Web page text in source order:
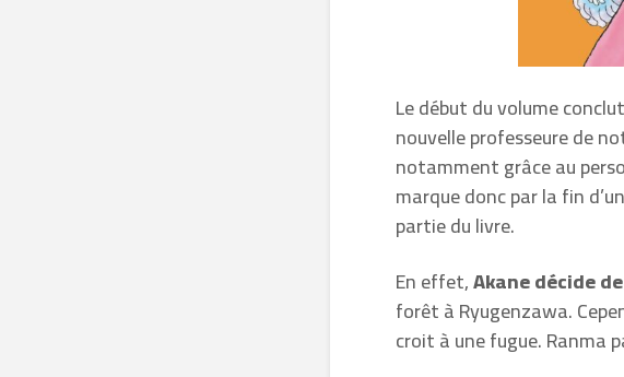
Le début du volume
nouvelle professeure de
notamment grâce au
marque donc par la fin
partie du livre.
En effet,Akane décide
forêt à Ryugenzawa.
croit à une fugue. Ranma